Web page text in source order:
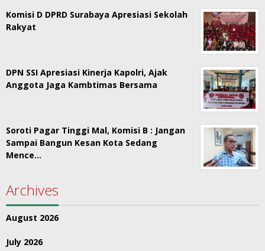
Komisi D DPRD Surabaya Apresiasi Sekolah
Rakyat
DPN SSI Apresiasi Kinerja Kapolri, Ajak
Anggota Jaga Kambtimas Bersama
Soroti Pagar Tinggi Mal, Komisi B : Jangan
Sampai Bangun Kesan Kota Sedang
Mence…
Archives
August 2026
July 2026